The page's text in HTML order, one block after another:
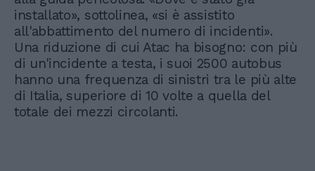
installato», sottolinea, «si è assistito
all'abbattimento del numero di incidenti».
Una riduzione di cui Atac ha bisogno: con più
di un'incidente a testa, i suoi 2500 autobus
hanno una frequenza di sinistri tra le più alte
di Italia, superiore di 10 volte a quella del
totale dei mezzi circolanti.